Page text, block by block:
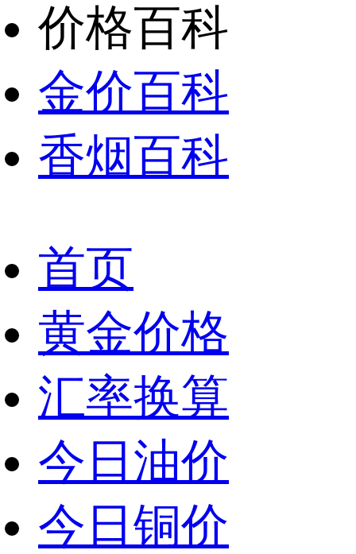
价格百科
金价百科
香烟百科
首页
黄金价格
汇率换算
今日油价
今日铜价